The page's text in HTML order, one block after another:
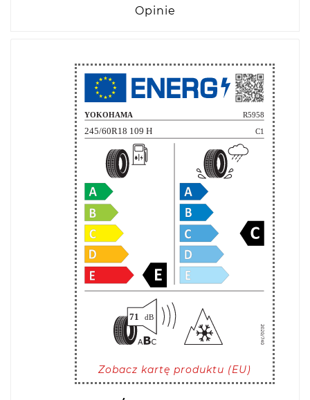
Opinie
Zobacz kartę produktu (EU)